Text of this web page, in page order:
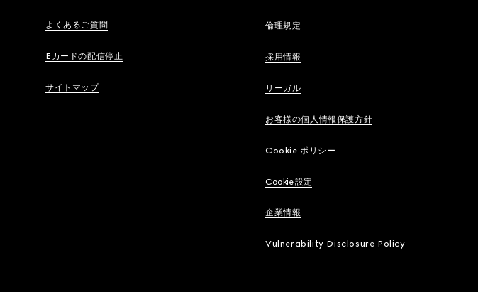
よくあるご質問
Eカードの配信停止
サイトマップ
倫理規定
採用情報
リーガル
お客様の個人情報保護方針
Cookie ポリシー
Cookie 設定
企業情報
Vulnerability Disclosure Policy